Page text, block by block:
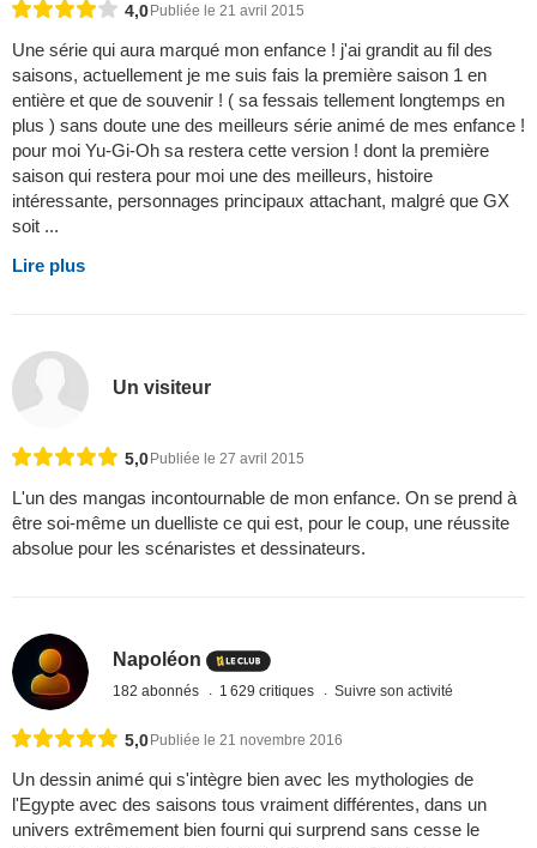
4,0 Publiée le 21 avril 2015
Une série qui aura marqué mon enfance ! j'ai grandit au fil des
saisons, actuellement je me suis fais la première saison 1 en
entière et que de souvenir ! ( sa fessais tellement longtemps en
plus ) sans doute une des meilleurs série animé de mes enfance !
pour moi Yu-Gi-Oh sa restera cette version ! dont la première
saison qui restera pour moi une des meilleurs, histoire
intéressante, personnages principaux attachant, malgré que GX
soit ...
Lire plus
Un visiteur
5,0Publiée le 27 avril 2015
L'un des mangas incontournable de mon enfance. On se prend à
être soi-même un duelliste ce qui est, pour le coup, une réussite
absolue pour les scénaristes et dessinateurs.
Napoléon
182 abonnés 1 629 critiques Suivre son activité
5,0Publiée le 21 novembre 2016
Un dessin animé qui s'intègre bien avec les mythologies de
l'Egypte avec des saisons tous vraiment différentes, dans un
univers extrêmement bien fourni qui surprend sans cesse le